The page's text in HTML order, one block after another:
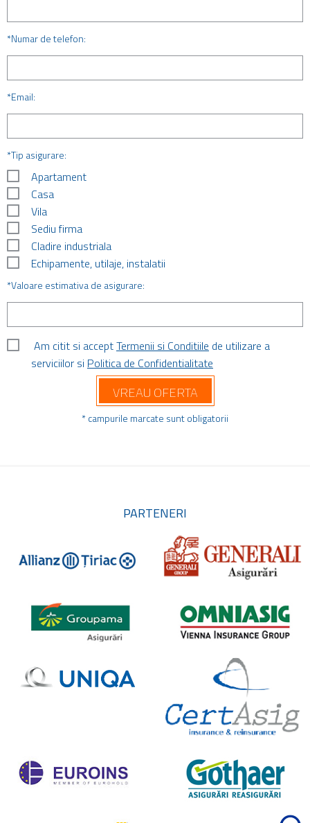
*Numar de telefon:
*Email:
*Tip asigurare:
Apartament
Casa
Vila
Sediu firma
Cladire industriala
Echipamente, utilaje, instalatii
*Valoare estimativa de asigurare:
Am citit si acceptTermenii si Conditiile de utilizare a
serviciilor si Politica de Confidentialitate
VREAU OFERTA
* campurile marcate sunt obligatorii
PARTENERI